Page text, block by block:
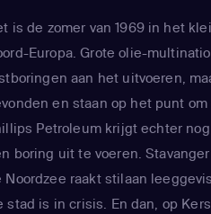
is de zomer van 1969 in het
Europa. Grote olie-
aan het uitvoeren,
en staan op het punt
Petroleum krijgt echter
boring uit te voeren.
Noordzee raakt stilaan
stad is in crisis. En dan, op